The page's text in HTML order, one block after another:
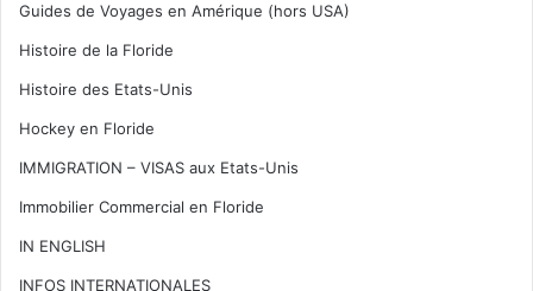
Guides de Voyages en Amérique (hors USA)
Histoire de la Floride
Histoire des Etats-Unis
Hockey en Floride
IMMIGRATION – VISAS aux Etats-Unis
Immobilier Commercial en Floride
IN ENGLISH
INFOS INTERNATIONALES